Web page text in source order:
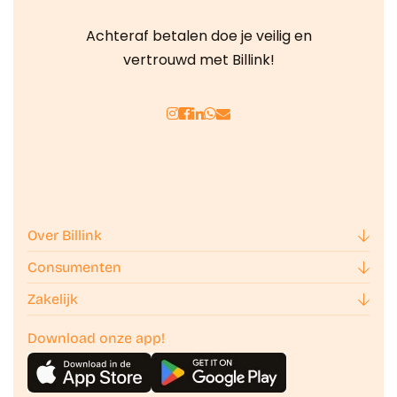
Achteraf betalen doe je veilig en
vertrouwd met Billink!
Over Billink
Consumenten
Zakelijk
Download onze app!